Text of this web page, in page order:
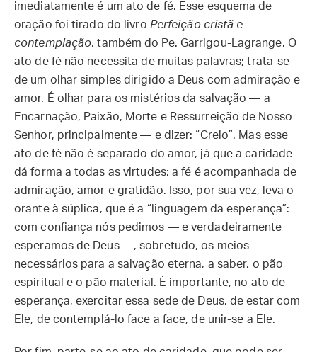
imediatamente é um ato de fé. Esse esquema de
oração foi tirado do livro Perfeição cristã e
contemplação, também do Pe. Garrigou-Lagrange. O
ato de fé não necessita de muitas palavras; trata-se
de um olhar simples dirigido a Deus com admiração e
amor. É olhar para os mistérios da salvação — a
Encarnação, Paixão, Morte e Ressurreição de Nosso
Senhor, principalmente — e dizer: “Creio”. Mas esse
ato de fé não é separado do amor, já que a caridade
dá forma a todas as virtudes; a fé é acompanhada de
admiração, amor e gratidão. Isso, por sua vez, leva o
orante à súplica, que é a “linguagem da esperança”:
com confiança nós pedimos — e verdadeiramente
esperamos de Deus —, sobretudo, os meios
necessários para a salvação eterna, a saber, o pão
espiritual e o pão material. É importante, no ato de
esperança, exercitar essa sede de Deus, de estar com
Ele, de contemplá-lo face a face, de unir-se a Ele.